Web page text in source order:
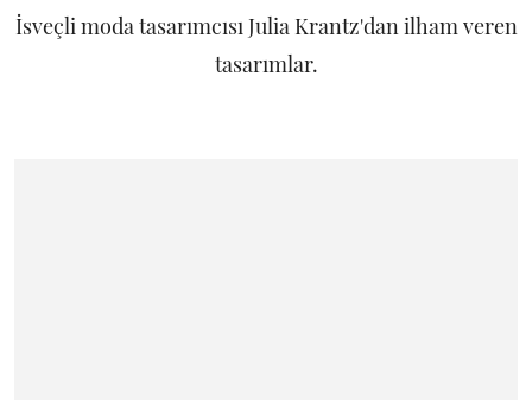
İsveçli moda tasarımcısı Julia Krantz'dan ilham veren
tasarımlar.